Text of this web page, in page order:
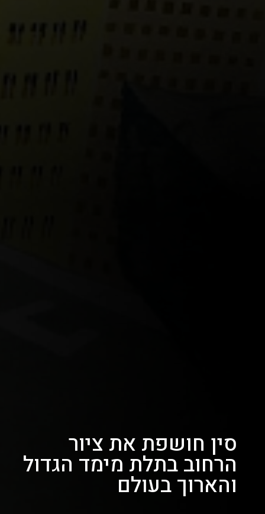
סין חושפת את ציור
הרחוב בתלת מימד הגדול
והארוך בעולם